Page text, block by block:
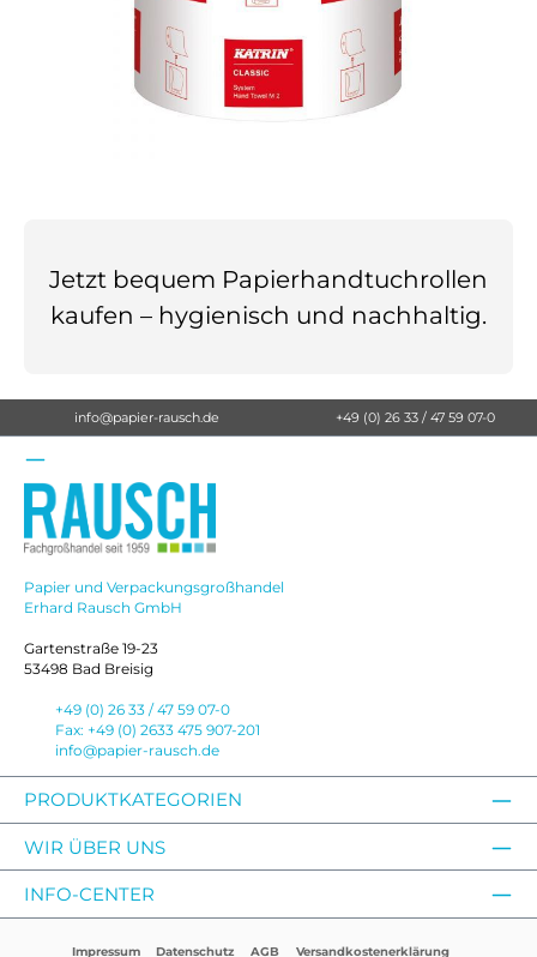
Jetzt bequem Papierhandtuchrollen
kaufen – hygienisch und nachhaltig.
info@papier-rausch.de +49 (0) 26 33 / 47 59 07-0
Papier und Verpackungsgroßhandel
Erhard Rausch GmbH
Gartenstraße 19-23
53498 Bad Breisig
+49 (0) 26 33 / 47 59 07-0
Fax: +49 (0) 2633 475 907-201
info@papier-rausch.de
PRODUKTKATEGORIEN
WIR ÜBER UNS
INFO-CENTER
Impressum Datenschutz AGB Versandkostenerklärung